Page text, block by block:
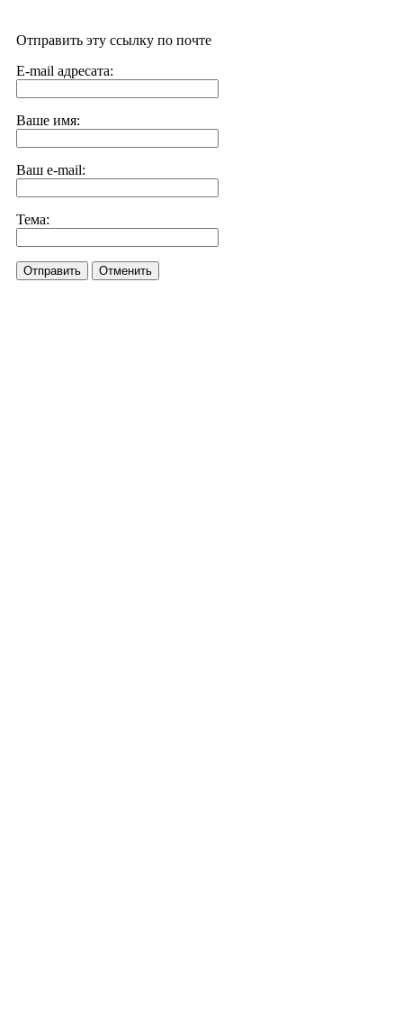
Отправить эту ссылку по почте
E-mail адресата:
Ваше имя:
Ваш e-mail:
Тема:
Отправить Отменить